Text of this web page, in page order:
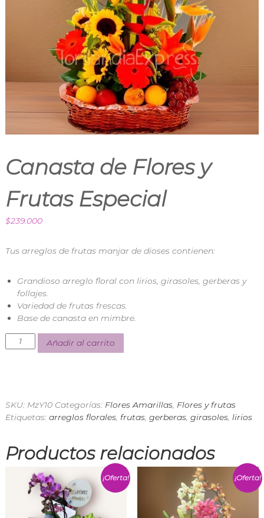
s
p
a
r
a
t
o
d
a
o
c
a
s
n
e
F
l
d
a
E
Canasta de Flores y
Frutas Especial
$239.000
Tus arreglos de frutas manjar de dioses contienen:
Grandioso arreglo floral con lirios, girasoles, gerberas y
follajes.
Variedad de frutas frescas.
Base de canasta en mimbre.
Añadir al carrito
SKU: MzY10 Categorías: Flores Amarillas, Flores y frutas
Etiquetas: arreglos florales, frutas, gerberas, girasoles, lirios
Productos relacionados
¡Oferta! ¡Oferta!